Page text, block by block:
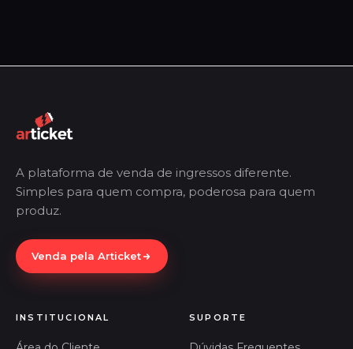
A plataforma de venda de ingressos diferente.
Simples para quem compra, poderosa para quem
produz.
Venda pela Articket
INSTITUCIONAL SUPORTE